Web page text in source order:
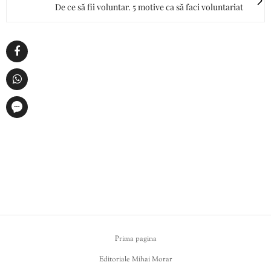
De ce să fii voluntar. 5 motive ca să faci voluntariat
Prima pagina
Editoriale Mihai Morar